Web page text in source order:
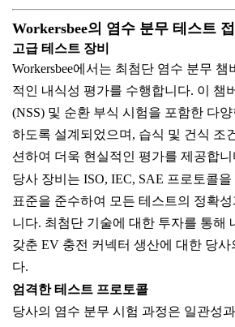
Workersbee의 염수 분무 테스트
고급 테스트 장비
Workersbee에서는 최첨단 염수 분무
적인 내식성 평가를 수행합니다. 이 챔
(NSS) 및 순환 부식 시험을 포함한 다
하도록 설계되었으며, 습식 및 건식 조
션하여 더욱 현실적인 평가를 제공합니
당사 장비는 ISO, IEC, SAE 프로토콜
표준을 준수하여 모든 테스트의 정확
니다. 최첨단 기술에 대한 투자를 통해
갖춘 EV 충전 커넥터 생산에 대한 당사
다.
엄격한 테스트 프로토콜
당사의 염수 분무 시험 과정은 일관성